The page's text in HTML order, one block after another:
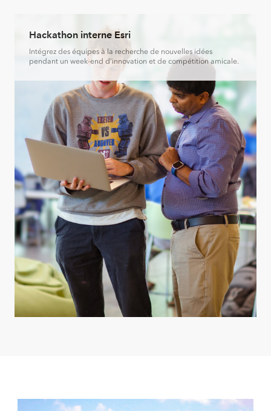
Hackathon interne Esri
Intégrez des équipes à la recherche de nouvelles idées
pendant un week-end d’innovation et de compétition amicale.